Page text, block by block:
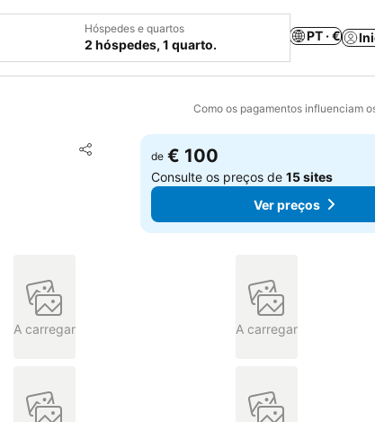
Hóspedes e quartos
2 hóspedes, 1 quarto.
PT · €
Como os pagamentos influenciam
Partilhar
Adicionar aos favoritos
de € 100
Consulte os preços de15 sites
Ver preços
A carregar A carregar